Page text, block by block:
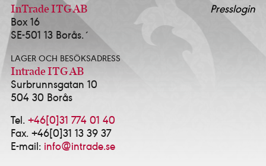
ALFTA
Ekmans Hem & Färg 0271-12280
ALINGSÅS
K-Försäljning AB - Alcro Färg & Tapet Alingsås
0322-10114
Happy Homes / Färgtrend Alingsås AB
17381
Idé & Design Alingsås AB
ALVESTA
InTrade ITG AB
Box 16
SE-501 13 Borås.´
LAGER OCH BESÖKSADRESS
Intrade ITG AB
Surbrunnsgatan 10
504 30 Borås
Tel. +46[0]31 774 01 40
Fax. +46[0]31 13 39 37
E-mail: info@intrade.se
Presslogin